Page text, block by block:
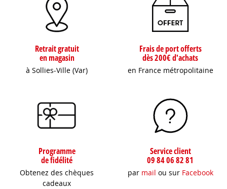
Retrait gratuit
en magasin
à Sollies-Ville (Var)
Frais de port offerts
dès 200€ d'achats
en France métropolitaine
Programme
de fidélité
Obtenez des chèques
cadeaux
Service client
09 84 06 82 81
par mail ou sur Facebook